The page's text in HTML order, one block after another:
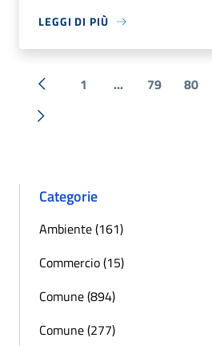
LEGGI DI PIÙ
« Precedente
1 ... 79 80
Successiva »
Categorie
Ambiente (161)
Commercio (15)
Comune (894)
Comune (277)